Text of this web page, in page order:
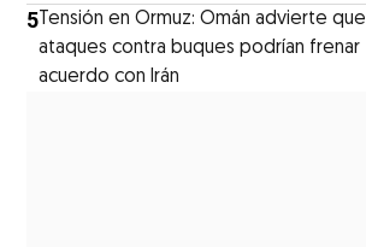
5Tensión en Ormuz: Omán advierte que
ataques contra buques podrían frenar
acuerdo con Irán